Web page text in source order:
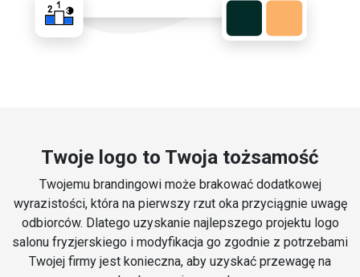
Twoje logo to Twoja tożsamość
Twojemu brandingowi może brakować dodatkowej
wyrazistości, która na pierwszy rzut oka przyciągnie uwagę
odbiorców. Dlatego uzyskanie najlepszego projektu logo
salonu fryzjerskiego i modyfikacja go zgodnie z potrzebami
Twojej firmy jest konieczna, aby uzyskać przewagę na